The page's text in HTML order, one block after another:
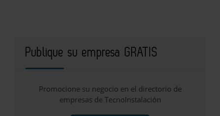
Publique su empresa GRATIS
Promocione su negocio en el directorio de
empresas de TecnoInstalación